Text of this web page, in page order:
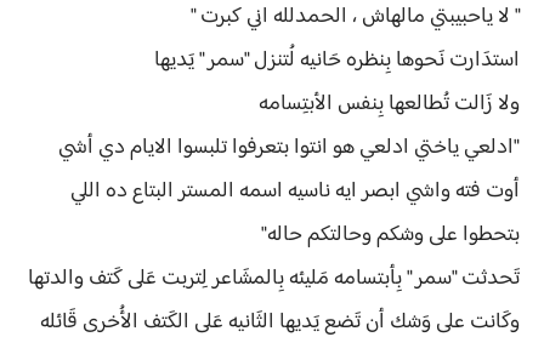
" لا ياحبيبتي مالهاش ، الحمدلله اني كبرت "
استدَارت نَحوها بِنظره حَانيه لُتنزل "سمر " يَديها
ولا زَالت تُطالعها بِنفس الأبتِسامه
"ادلعي ياختي ادلعي هو انتوا بتعرفوا تلبسوا الايام دي أشي
أوت فته واشي ابصر ايه ناسيه اسمه المستر البتاع ده اللي
بتحطوا على وشكم وحالتكم حاله"
تَحدثت "سمر " بِأبتسامه مَليئه بِالمشَاعر لِتربت عَلى كَتف والدتها
وكَانت على وَشك أن تَضع يَديها الثَانيه عَلى الكَتف الأُخرى قَائله